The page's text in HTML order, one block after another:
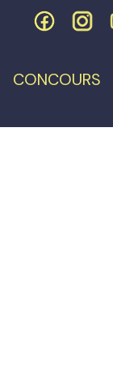
CONCOURS